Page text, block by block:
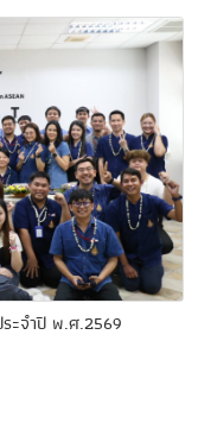
ระจำปี พ.ศ.2569